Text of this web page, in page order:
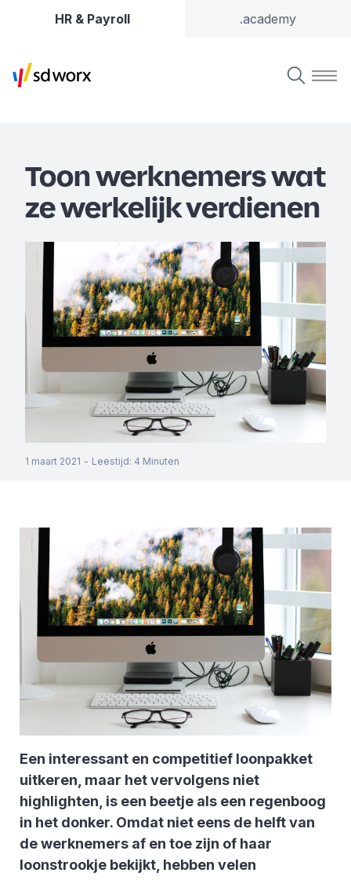
HR & Payroll .academy
Toon werknemers wat
ze werkelijk verdienen
1 maart 2021 - Leestijd: 4 Minuten
Een interessant en competitief loonpakket
uitkeren, maar het vervolgens niet
highlighten, is een beetje als een regenboog
in het donker. Omdat niet eens de helft van
de werknemers af en toe zijn of haar
loonstrookje bekijkt, hebben velen